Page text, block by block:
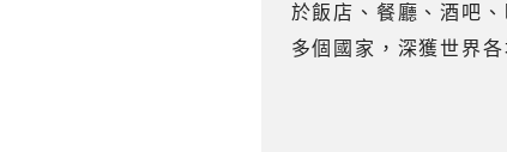
於飯店、餐廳、酒吧
多個國家，深獲世界